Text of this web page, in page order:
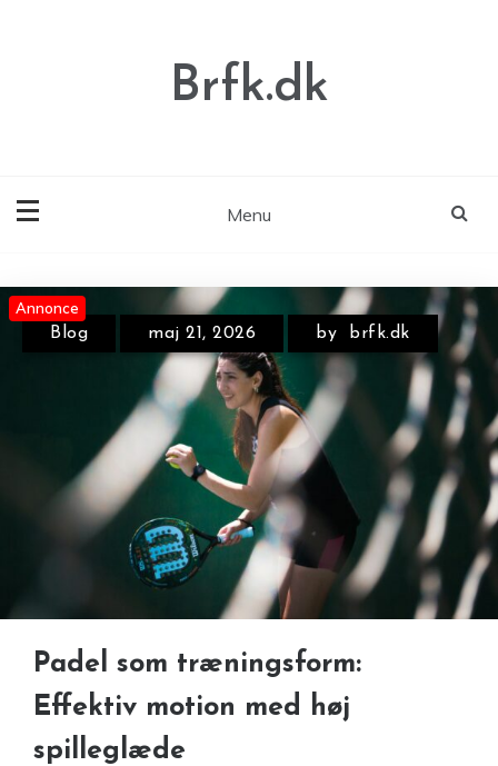
Brfk.dk
Menu
Annonce
Adventure, sport og mænds
sundhedsudstyr — Bathmate
Annonce
Kanaler, kunst og kulinariske
Blog maj 21, 2026 by brfk.dk
Annonce
Padel som træningsform:
Effektiv motion med høj
spilleglæde